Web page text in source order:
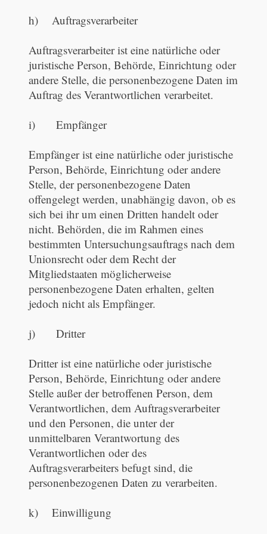
h) Auftragsverarbeiter
Auftragsverarbeiter ist eine natürliche oder
juristische Person, Behörde, Einrichtung oder
andere Stelle, die personenbezogene Daten im
Auftrag des Verantwortlichen verarbeitet.
i) Empfänger
Empfänger ist eine natürliche oder juristische
Person, Behörde, Einrichtung oder andere
Stelle, der personenbezogene Daten
offengelegt werden, unabhängig davon, ob es
sich bei ihr um einen Dritten handelt oder
nicht. Behörden, die im Rahmen eines
bestimmten Untersuchungsauftrags nach dem
Unionsrecht oder dem Recht der
Mitgliedstaaten möglicherweise
personenbezogene Daten erhalten, gelten
jedoch nicht als Empfänger.
j) Dritter
Dritter ist eine natürliche oder juristische
Person, Behörde, Einrichtung oder andere
Stelle außer der betroffenen Person, dem
Verantwortlichen, dem Auftragsverarbeiter
und den Personen, die unter der
unmittelbaren Verantwortung des
Verantwortlichen oder des
Auftragsverarbeiters befugt sind, die
personenbezogenen Daten zu verarbeiten.
k) Einwilligung